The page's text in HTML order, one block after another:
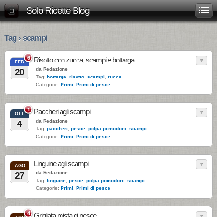
Solo Ricette Blog
Tag › scampi
6
FEB
20
Risotto con zucca, scampi e bottarga
da Redazione
Tag: bottarga risotto scampi
zucca
Categorie: Primi Primi di pesce
1
OTT
4
Paccheri agli scampi
da Redazione
Tag: paccheri pesce polpa pomodoro scampi
Categorie: Primi Primi di pesce
AGO
27
Linguine agli scampi
da Redazione
Tag: linguine pesce polpa pomodoro scampi
Categorie: Primi Primi di pesce
4 Grigliata mista di pesce